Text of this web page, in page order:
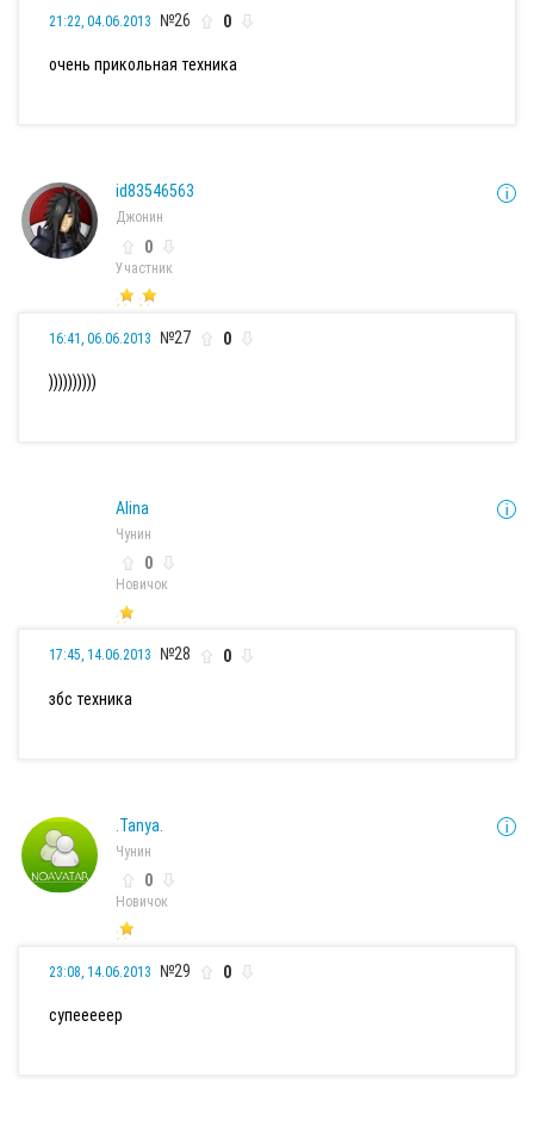
21:22, 04.06.2013 №26 0
очень прикольная техника
id83546563
Джонин
0
Участник
16:41, 06.06.2013 №27 0
))))))))))
Alina
Чунин
0
Новичок
17:45, 14.06.2013 №28 0
збс техника
.Tanya.
Чунин
0
Новичок
23:08, 14.06.2013 №29 0
супееееер